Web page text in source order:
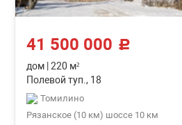
41 500 000 c
дом 220 м²
Полевой туп., 18
Томилино
Рязанское (10 км) шоссе 10 км